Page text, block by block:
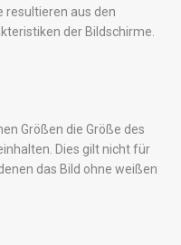
resultieren aus den
der Bildschirme.
Größen die Größe des
Dies gilt nicht für
das Bild ohne weißen